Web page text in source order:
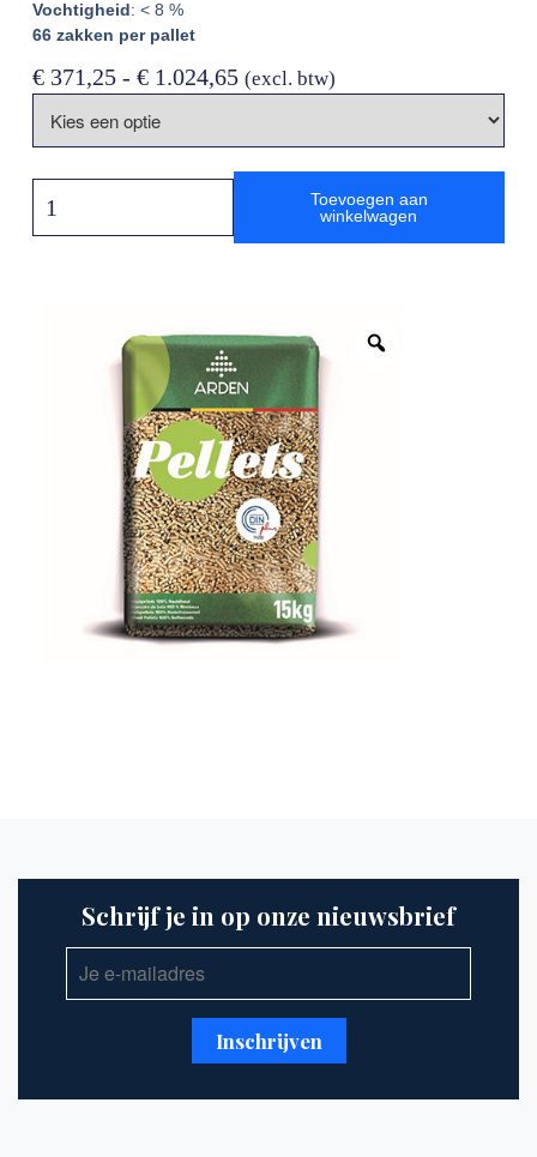
Vochtigheid: < 8 %
66 zakken per pallet
€371,25 - €1.024,65 (excl. btw)
Toevoegen aan
winkelwagen
Schrijf je in op onze nieuwsbrief